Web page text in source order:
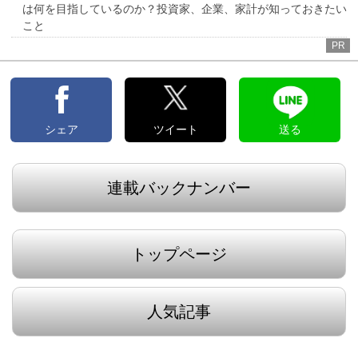
は何を目指しているのか？投資家、企業、家計が知っておきたい
こと
PR
シェア ツイート 送る
連載バックナンバー
トップページ
人気記事